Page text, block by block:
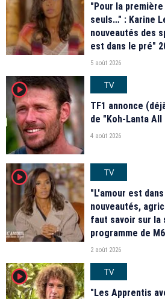
"Pour la
seuls…" : Karine
nouveautés des
est dans le pré"
5 août 2026
player2
TV
TF1 annonce
de "Koh-Lanta All
4 août 2026
player2
TV
"L'amour est
nouveautés,
faut savoir sur la
programme de M6
2 août 2026
player2
TV
"Les Apprentis